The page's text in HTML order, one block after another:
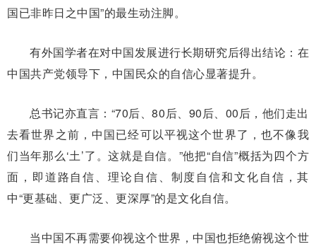
国已非昨日之中国”的最生动注脚。
有外国学者在对中国发展进行长期研究后得出结论：在
中国共产党领导下，中国民众的自信心显著提升。
总书记亦直言：“70后、80后、90后、00后，他们走出
去看世界之前，中国已经可以平视这个世界了，也不像我
们当年那么‘土’了。这就是自信。”他把“自信”概括为四个方
面，即道路自信、理论自信、制度自信和文化自信，其
中“更基础、更广泛、更深厚”的是文化自信。
当中国不再需要仰视这个世界，中国也拒绝俯视这个世